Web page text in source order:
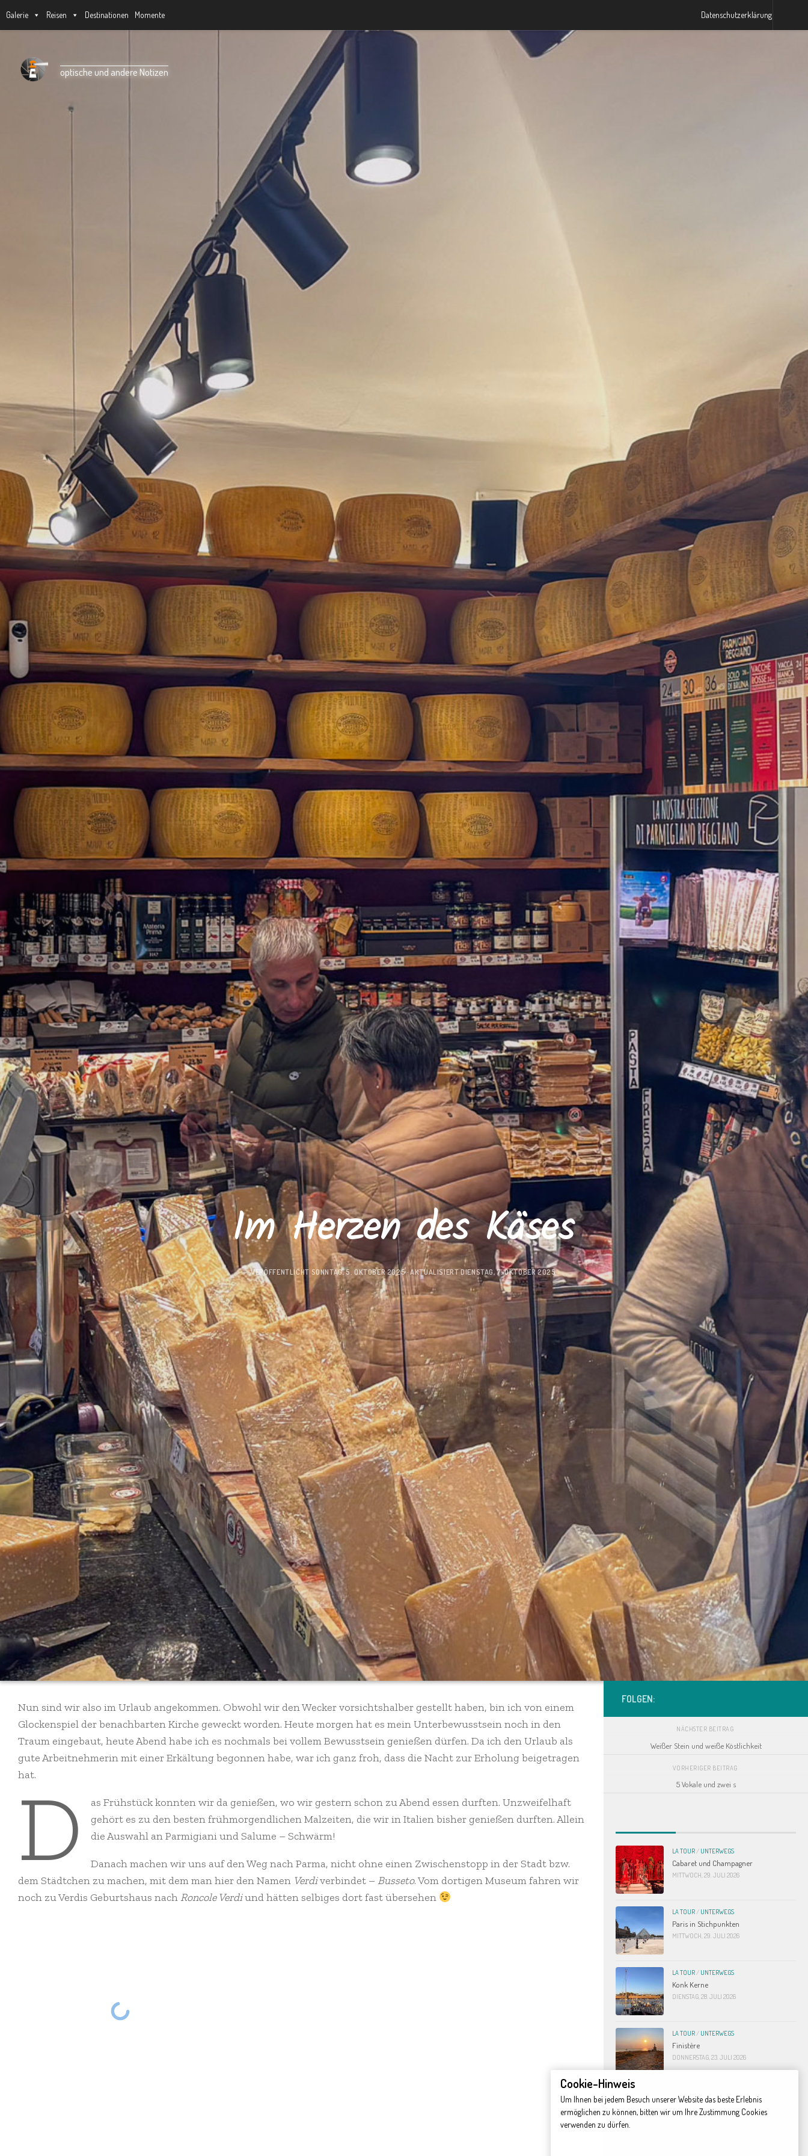
Unter dem Inhalt
Galerie Reisen Destinationen Momente Datenschutzerklärung
optische und andere Notizen
Im Herzen des Käses
VERÖFFENTLICHT SONNTAG, 5. OKTOBER 2025· AKTUALISIERTDIENSTAG, 7. OKTOBER 2025
Nun sind wir also im Urlaub angekommen. Obwohl wir den Wecker vorsichtshalber gestellt haben, bin ich von einem
Glockenspiel der benachbarten Kirche geweckt worden. Heute morgen hat es mein Unterbewusstsein noch in den
Traum eingebaut, heute Abend habe ich es nochmals bei vollem Bewusstsein genießen dürfen. Da ich den Urlaub als
gute Arbeitnehmerin mit einer Erkältung begonnen habe, war ich ganz froh, dass die Nacht zur Erholung beigetragen
hat.
D
as Frühstück konnten wir da genießen, wo wir gestern schon zu Abend essen durften. Unzweifelhaft
gehört es zu den besten frühmorgendlichen Malzeiten, die wir in Italien bisher genießen durften. Allein
die Auswahl an Parmigiani und Salume – Schwärm!
Danach machen wir uns auf den Weg nach Parma, nicht ohne einen Zwischenstopp in der Stadt bzw.
dem Städtchen zu machen, mit dem man hier den Namen Verdiverbindet – Busseto. Vom dortigen Museum fahren wir
noch zu Verdis Geburtshaus nach Roncole Verdiund hätten selbiges dort fast übersehen
FOLGEN:
NÄCHSTER BEITRAG
Weißer Stein und weiße Köstlichkeit
VORHERIGER BEITRAG
5 Vokale und zwei s
LA TOUR/ UNTERWEGS
Cabaret und Champagner
MITTWOCH, 29. JULI 2026
LA TOUR/ UNTERWEGS
Paris in Stichpunkten
MITTWOCH, 29. JULI 2026
LA TOUR/ UNTERWEGS
Konk Kerne
DIENSTAG, 28. JULI 2026
LA TOUR/ UNTERWEGS
Finistère
DONNERSTAG, 23. JULI 2026
LA TOUR UNTERWEGS
Die Schöne im Meer
Cookie-Hinweis
Um Ihnen bei jedem Besuch unserer Website das beste Erlebnis
ermöglichen zu können, bitten wir um Ihre Zustimmung Cookies
verwenden zu dürfen.